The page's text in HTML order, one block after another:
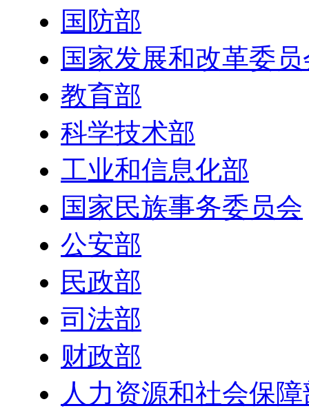
国防部
国家发展和改革委
教育部
科学技术部
工业和信息化部
国家民族事务委员会
公安部
民政部
司法部
财政部
人力资源和社会保